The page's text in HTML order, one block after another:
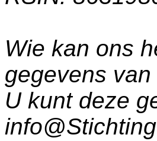
Wie kan ons
gegevens
U kunt deze